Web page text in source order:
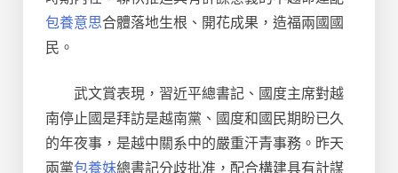
包養意思合體落地生根、開花成果，造福兩國國
民。
武文賞表現，習近平總書記、國度主席對越
南停止國是拜訪是越南黨、國度和國民期盼已久
的年夜事，是越中關系中的嚴重汗青事務。昨天
兩黨包養妹總書記分歧批准，配合構建具有計謀